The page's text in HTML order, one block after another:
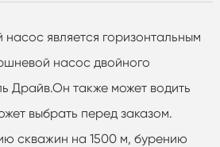
является горизонтальным
насос двойного
Драйв.Он также может водить
выбрать перед заказом.
скважин на 1500 м, бурению